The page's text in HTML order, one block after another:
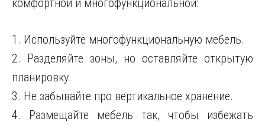
комфортной и многофункциональной:
1. Используйте многофункциональную мебель.
2. Разделяйте зоны, но оставляйте открытую
планировку.
3. Не забывайте про вертикальное хранение.
4. Размещайте мебель так, чтобы избежать